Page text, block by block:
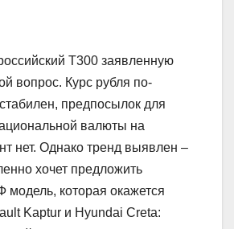
T300 заявленную
вопрос. Курс рубля по-
предпосылок для
валюты на
нет. Однако тренд выявлен –
хочет предложить
модель, которая окажется
Kaptur и Hyundai Creta: